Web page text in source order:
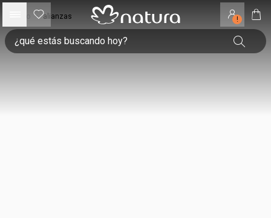
!
• alianzas